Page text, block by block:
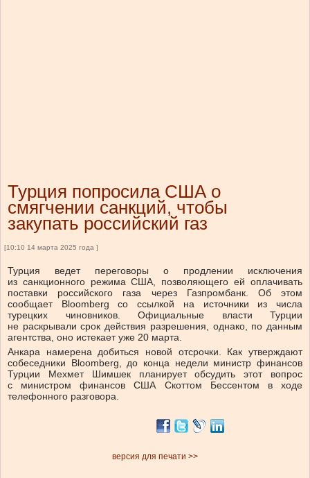
Турция попросила США о
смягчении санкций, чтобы
закупать российский газ
[10:10 14 марта 2025 года ]
Турция ведет переговоры о продлении исключения
из санкционного режима США, позволяющего ей оплачивать
поставки российского газа через Газпромбанк. Об этом
сообщает Bloomberg со ссылкой на источники из числа
турецких чиновников. Официальные власти Турции
не раскрывали срок действия разрешения, однако, по данным
агентства, оно истекает уже 20 марта.
Анкара намерена добиться новой отсрочки. Как утверждают
собеседники Bloomberg, до конца недели министр финансов
Турции Мехмет Шимшек планирует обсудить этот вопрос
с министром финансов США Скоттом Бессентом в ходе
телефонного разговора.
версия для печати >>